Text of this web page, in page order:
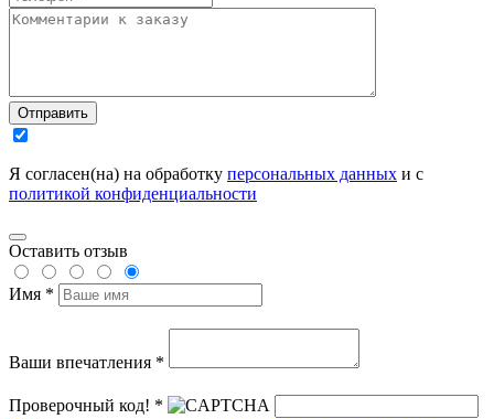
Отправить
Я согласен(на) на обработку персональных данных и с
политикой конфиденциальности
Оставить отзыв
Имя *
Ваши впечатления *
Проверочный код! *